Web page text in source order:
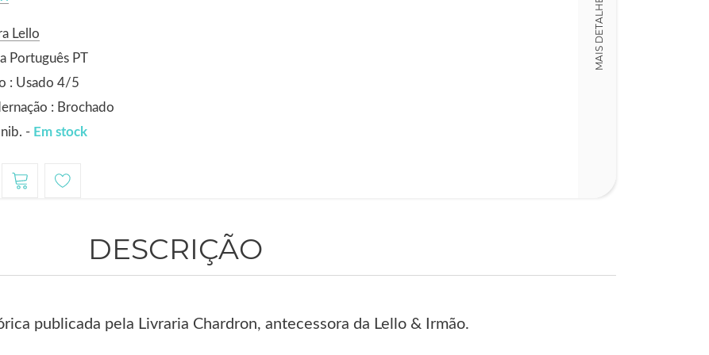
Lello
Português PT
: Usado 4/5
: Brochado
- Em stock
MAIS DETALHES
DESCRIÇÃO
publicada pela Livraria Chardron, antecessora da Lello & Irmão.